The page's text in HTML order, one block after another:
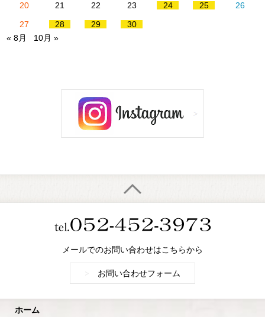
20
21 22 23 24 25
26
27
28 29
30
« 8月
10月 »
メールでのお問い合わせはこちらから
お問い合わせフォーム
ホーム